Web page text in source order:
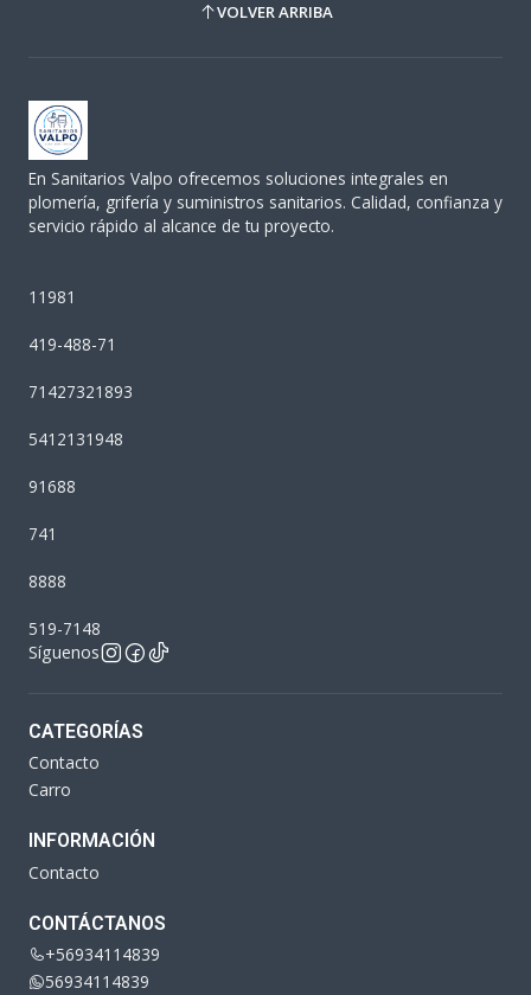
VOLVER ARRIBA
En Sanitarios Valpo ofrecemos soluciones integrales en
plomería, grifería y suministros sanitarios. Calidad, confianza y
servicio rápido al alcance de tu proyecto.
11981
419-488-71
71427321893
5412131948
91688
741
8888
519-7148
Síguenos
CATEGORÍAS
Contacto
Carro
INFORMACIÓN
Contacto
CONTÁCTANOS
+56934114839
56934114839